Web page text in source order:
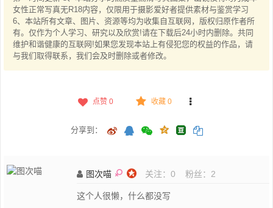
女性正常写真无R18内容，仅限用于摄影爱好者提供素材与鉴赏学习
6、本站所有文章、图片、资源等均为收集自互联网，版权归原作者所
有。仅作为个人学习、研究以及欣赏!请在下载后24小时内删除。共同
维护和谐健康的互联网!如果您发现本站上有侵犯您的权益的作品，请
与我们取得联系，我们会及时删除或者修改。
点赞 0 收藏 0
分享到：
图次喵 关注： 0 粉丝： 2
这个人很懒，什么都没写